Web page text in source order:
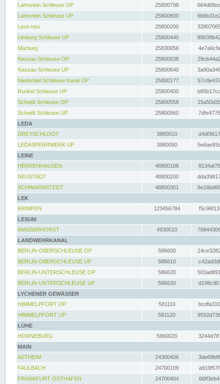
Lahnstein Schleuse OP
25800798
Lahnstein Schleuse UP
25800800
Leun neu
25800200
Limburg Schleuse UP
25800440
Marburg
25830056
Nassau Schleuse OP
25800638
Nassau Schleuse UP
25800640
Niederbiel Schleuse Kanal OP
25800177
Runkel Schleuse UP
25800400
Scheidt Schleuse OP
25800558
Scheidt Schleuse UP
25800560
LEDA
DREYSCHLOOT
3880010
LEDASPERRWERK UP
3880050
LEINE
HERRENHAUSEN
48800108
NEUSTADT
48800200
SCHWARMSTEDT
48800301
LEK
KRIMPEN
123456784
LESUM
WASSERHORST
4930010
LANDWEHRKANAL
BERLIN-OBERSCHLEUSE OP
586600
BERLIN-OBERSCHLEUSE UP
586610
BERLIN-UNTERSCHLEUSE OP
586620
BERLIN-UNTERSCHLEUSE UP
586630
LYCHENER GEWÄSSER
HIMMELPFORT OP
581110
HIMMELPFORT UP
581120
LÜHE
HORNEBURG
5960020
MAIN
ASTHEIM
24300406
FAULBACH
24700109
FRANKFURT OSTHAFEN
24700404